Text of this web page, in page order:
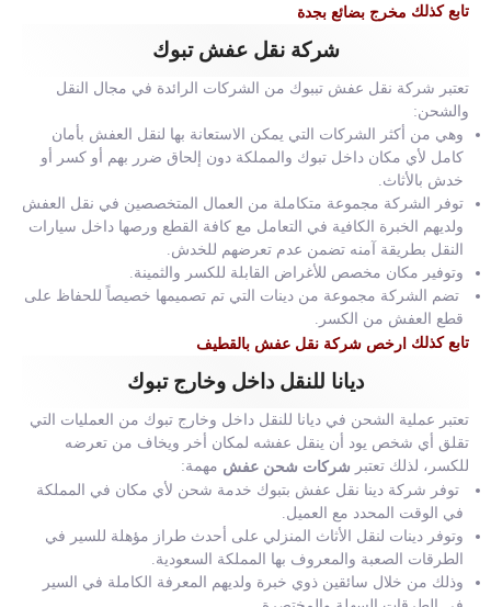
تابع كذلك مخرج بضائع بجدة
شركة نقل عفش تبوك
تعتبر شركة نقل عفش تببوك من الشركات الرائدة في مجال النقل
والشحن:
وهي من أكثر الشركات التي يمكن الاستعانة بها لنقل العفش بأمان
كامل لأي مكان داخل تبوك والمملكة دون إلحاق ضرر بهم أو كسر أو
خدش بالأثاث.
توفر الشركة مجموعة متكاملة من العمال المتخصصين في نقل العفش
ولديهم الخبرة الكافية في التعامل مع كافة القطع ورصها داخل سيارات
النقل بطريقة آمنه تضمن عدم تعرضهم للخدش.
وتوفير مكان مخصص للأغراض القابلة للكسر والثمينة.
تضم الشركة مجموعة من دينات التي تم تصميمها خصيصاً للحفاظ على
قطع العفش من الكسر.
تابع كذلك ارخص شركة نقل عفش بالقطيف
ديانا للنقل داخل وخارج تبوك
تعتبر عملية الشحن في ديانا للنقل داخل وخارج تبوك من العمليات التي
تقلق أي شخص يود أن ينقل عفشه لمكان أخر ويخاف من تعرضه
للكسر، لذلك تعتبر شركات شحن عفش مهمة:
توفر شركة دينا نقل عفش بتبوك خدمة شحن لأي مكان في المملكة
في الوقت المحدد مع العميل.
وتوفر دينات لنقل الأثاث المنزلي على أحدث طراز مؤهلة للسير في
الطرقات الصعبة والمعروف بها المملكة السعودية.
وذلك من خلال سائقين ذوي خبرة ولديهم المعرفة الكاملة في السير